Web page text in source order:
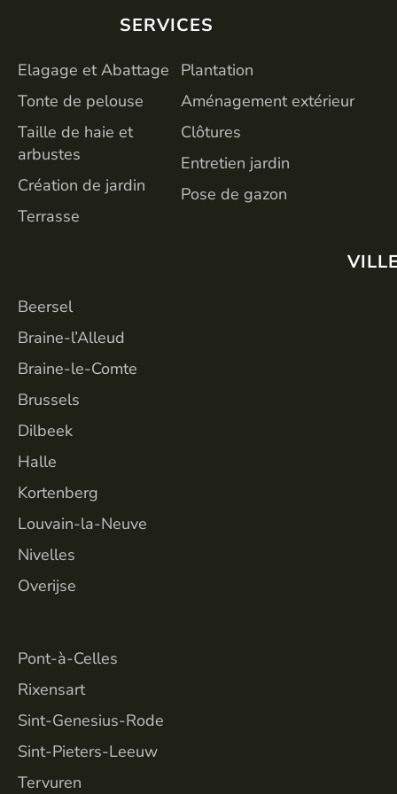
SERVICES
Elagage et Abattage
Tonte de pelouse
Taille de haie et
arbustes
Création de jardin
Terrasse
SERVICES
Plantation
Aménagement extérieur
Clôtures
Entretien jardin
Pose de gazon
Beersel
Braine-l’Alleud
Braine-le-Comte
Brussels
Dilbeek
Halle
Kortenberg
Louvain-la-Neuve
Nivelles
Overijse
Pont-à-Celles
Rixensart
Sint-Genesius-Rode
Sint-Pieters-Leeuw
Tervuren